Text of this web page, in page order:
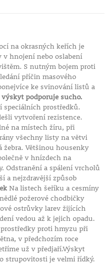
na okrasných keřích je
v hnojení nebo oslabení
S nutným bojem proti
příčin masového
ke svinování listů a
výskyt podporuje sucho.
speciálních prostředků.
vytvoření rezistence.
na místech žíru, při
všechny listy na větvi
žebra. Většinou housenky
v hnízdech na
Odstranění a spálení vrcholů
a nejzdravější způsob
Na listech šeříku a cesmíny
požerové chodbičky
ostrůvky larev žijících
vedou až k jejich opadu.
proti hmyzu při
v předchozím roce
už v předjaří.Výskyt
strupovitosti je velmi řídký.